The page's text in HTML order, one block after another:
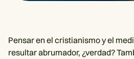
Pensar en el cristianismo y el
resultar abrumador, ¿verdad?